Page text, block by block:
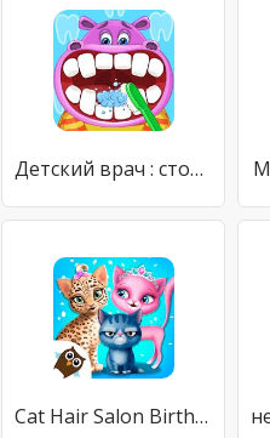
Детский врач : стоматолог
Cat Hair Salon Birthday Party - Virtual Kitty Care